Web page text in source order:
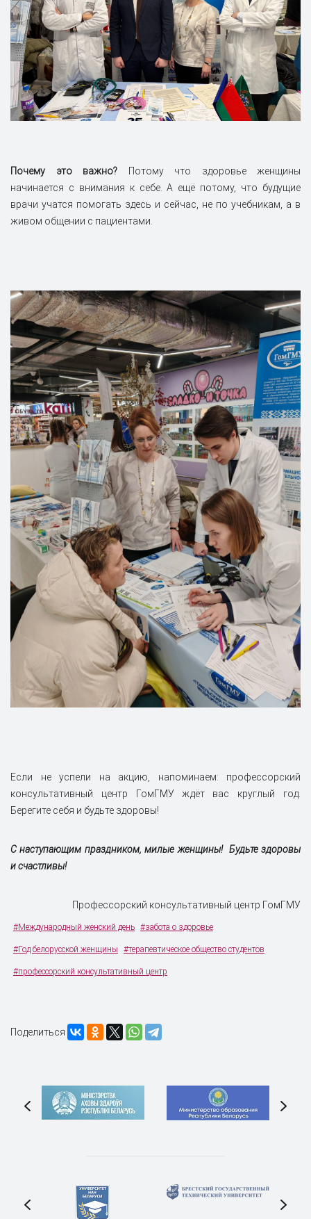
Почему это важно?
Потому что здоровье женщины
начинается с внимания к себе. А ещё потому, что будущие
врачи учатся помогать здесь и сейчас, не по учебникам, а в
живом общении с пациентами.
Если не успели на акцию, напоминаем: профессорский
консультативный центр ГомГМУ ждёт вас круглый год.
Берегите себя и будьте здоровы!
С наступающим праздником, милые женщины! Будьте здоровы
и счастливы!
Профессорский консультативный центр ГомГМУ
#Международный женский день #забота о здоровье
#Год белорусской женщины #терапевтическое общество студентов
#профессорский консультативный центр
Поделиться